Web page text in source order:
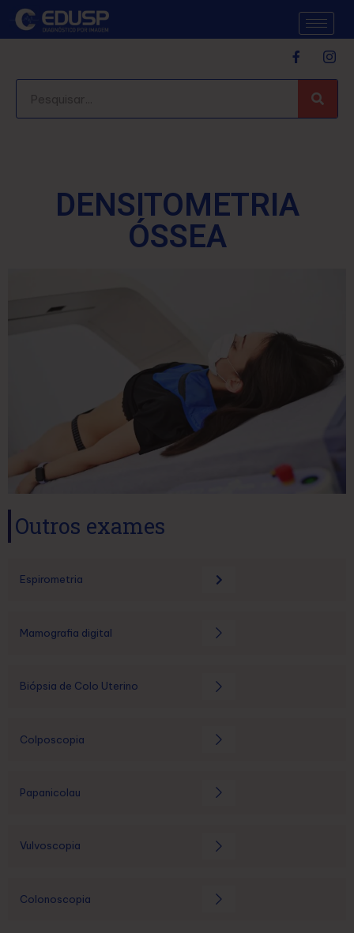
DENSITOMETRIA
ÓSSEA
Outros exames
Espirometria
Mamografia digital
Biópsia de Colo Uterino
Colposcopia
Papanicolau
Vulvoscopia
Colonoscopia